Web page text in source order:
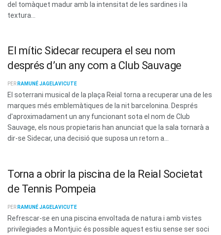
del tomàquet madur amb la intensitat de les sardines i la
textura...
El mític Sidecar recupera el seu nom
després d’un any com a Club Sauvage
PER RAMUNÉ JAGELAVICUTE
El soterrani musical de la plaça Reial torna a recuperar una de les
marques més emblemàtiques de la nit barcelonina. Després
d'aproximadament un any funcionant sota el nom de Club
Sauvage, els nous propietaris han anunciat que la sala tornarà a
dir-se Sidecar, una decisió que suposa un retorn a...
Torna a obrir la piscina de la Reial Societat
de Tennis Pompeia
PER RAMUNÉ JAGELAVICUTE
Refrescar-se en una piscina envoltada de natura i amb vistes
privilegiades a Montjuïc és possible aquest estiu sense ser soci